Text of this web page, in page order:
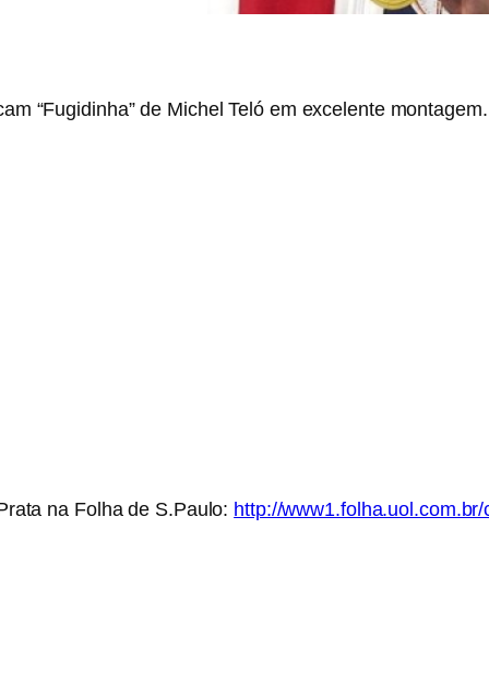
“Fugidinha” de Michel Teló em excelente montagem.
na Folha de S.Paulo: http://